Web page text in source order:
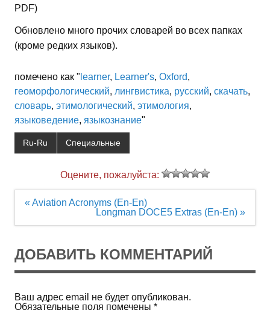
PDF)
Обновлено много прочих словарей во всех папках
(кроме редких языков).
помечено как " learner, Learner's, Oxford,
геоморфологический, лингвистика, русский, скачать,
словарь, этимологический, этимология,
языковедение, языкознание"
Ru-Ru Специальные
Оцените, пожалуйста:
Навигация
« Aviation Acronyms (En-En)
Longman DOCE5 Extras (En-En) »
ДОБАВИТЬ КОММЕНТАРИЙ
Ваш адрес email не будет опубликован.
Обязательные поля помечены *